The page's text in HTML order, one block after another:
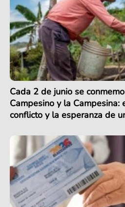
Cada 2 de junio se
Campesino y la Campesina:
conflicto y la esperanza de